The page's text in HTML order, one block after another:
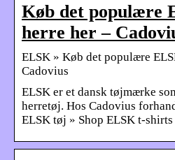
Køb det populære
herre her –
ELSK » Køb det populære
Cadovius
ELSK er et dansk tøjmærke
herretøj. Hos Cadovius
ELSK tøj » Shop ELSK t-